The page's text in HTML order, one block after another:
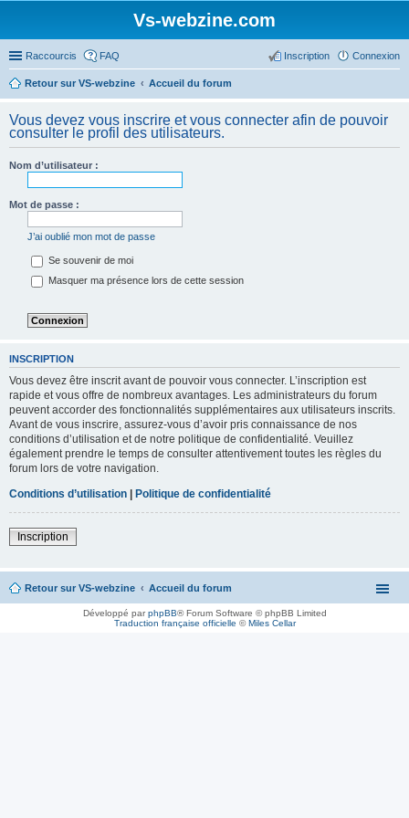
Vs-webzine.com
Raccourcis FAQ Connexion
Inscription
Retour sur VS-webzine Accueil du forum
Vous devez vous inscrire et vous connecter afin de pouvoir
consulter le profil des utilisateurs.
Nom d’utilisateur :
Mot de passe :
J’ai oublié mon mot de passe
Se souvenir de moi
Masquer ma présence lors de cette session
INSCRIPTION
Vous devez être inscrit avant de pouvoir vous connecter. L’inscription est
rapide et vous offre de nombreux avantages. Les administrateurs du forum
peuvent accorder des fonctionnalités supplémentaires aux utilisateurs inscrits.
Avant de vous inscrire, assurez-vous d’avoir pris connaissance de nos
conditions d’utilisation et de notre politique de confidentialité. Veuillez
également prendre le temps de consulter attentivement toutes les règles du
forum lors de votre navigation.
Conditions d’utilisation | Politique de confidentialité
Inscription
Retour sur VS-webzine Accueil du forum
Développé parphpBB® Forum Software © phpBB Limited
Traduction française officielle ©Miles Cellar